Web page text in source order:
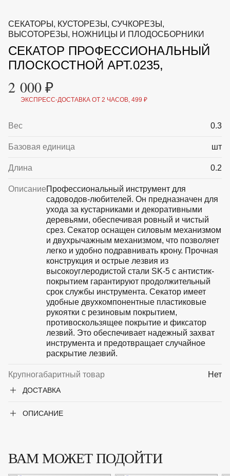
МАЛАЯ МЕХАНИЗАЦИЯ
ОТПУГИВАТЕЛИ ОТ ПТИЦ, НАСЕКОМЫХ И
ГРЫЗУНОВ
САДОВАЯ ОДЕЖДА И ОБУВЬ
САДОВЫЙ ИНСТРУМЕНТ
СЕМЕНА
ТОВАРЫ ДЛЯ БАНЬ И САУН
ТОВАРЫ ДЛЯ ПОЛИВА
УХОД
+7 (495) 197 87
87
СЕКАТОРЫ, КУСТОРЕЗЫ, СУЧКОРЕЗЫ,
ВЫСОТОРЕЗЫ, НОЖНИЦЫ И ПЛОДОСБОРНИКИ
СЕКАТОР ПРОФЕССИОНАЛЬНЫЙ
ПЛОСКОСТНОЙ АРТ.0235,
2 000 ₽
ЭКСПРЕСС-ДОСТАВКА ОТ 2 ЧАСОВ, 499 ₽
Вес 0.3
Базовая единица шт
Длина 0.2
ОписаниеПрофессиональный инструмент для
садоводов-любителей. Он предназначен для
ухода за кустарниками и декоративными
деревьями, обеспечивая ровный и чистый
срез. Секатор оснащен силовым механизмом
и двухрычажным механизмом, что позволяет
легко и удобно подравнивать крону. Прочная
конструкция и острые лезвия из
высокоуглеродистой стали SK-5 с антистик-
покрытием гарантируют продолжительный
срок службы инструмента. Секатор имеет
удобные двухкомпонентные пластиковые
рукоятки с резиновым покрытием,
противоскользящее покрытие и фиксатор
лезвий. Это обеспечивает надежный захват
инструмента и предотвращает случайное
раскрытие лезвий.
Крупногабаритный товар Нет
ДОСТАВКА
ОПИСАНИЕ
ВАМ МОЖЕТ ПОДОЙТИ